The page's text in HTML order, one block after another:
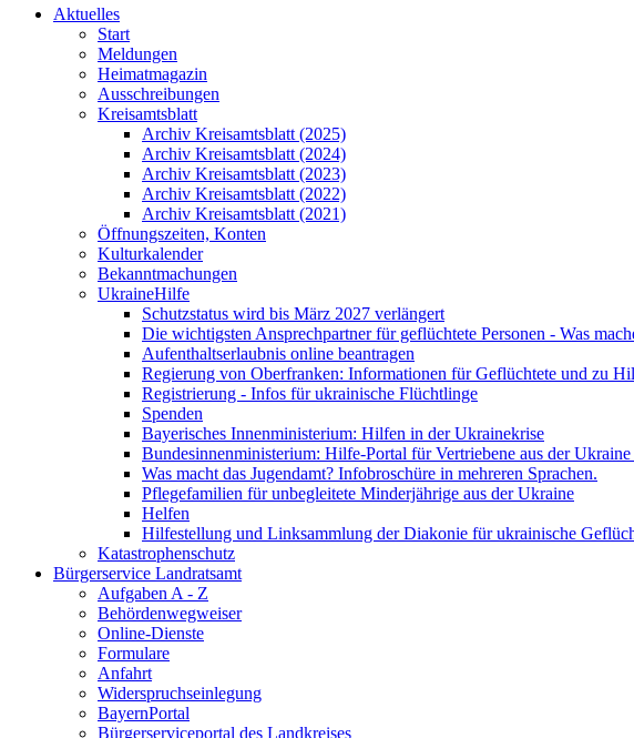
Aktuelles
Start
Meldungen
Heimatmagazin
Ausschreibungen
Kreisamtsblatt
Archiv Kreisamtsblatt (2025)
Archiv Kreisamtsblatt (2024)
Archiv Kreisamtsblatt (2023)
Archiv Kreisamtsblatt (2022)
Archiv Kreisamtsblatt (2021)
Öffnungszeiten, Konten
Kulturkalender
Bekanntmachungen
UkraineHilfe
Schutzstatus wird bis März 2027 verlängert
Die wichtigsten Ansprechpartner für geflüchtete Personen - Was
Aufenthaltserlaubnis online beantragen
Regierung von Oberfranken: Informationen für Geflüchtete und zu
Registrierung - Infos für ukrainische Flüchtlinge
Spenden
Bayerisches Innenministerium: Hilfen in der Ukrainekrise
Bundesinnenministerium: Hilfe-Portal für Vertriebene aus der Ukraine
Was macht das Jugendamt? Infobroschüre in mehreren Sprachen.
Pflegefamilien für unbegleitete Minderjährige aus der Ukraine
Helfen
Hilfestellung und Linksammlung der Diakonie für ukrainische
Katastrophenschutz
Bürgerservice Landratsamt
Aufgaben A - Z
Behördenwegweiser
Online-Dienste
Formulare
Anfahrt
Widerspruchseinlegung
BayernPortal
Bürgerserviceportal des Landkreises